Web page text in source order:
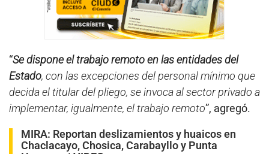
“Se dispone el trabajo remoto en las entidades del
Estado, con las excepciones del personal mínimo que
decida el titular del pliego, se invoca al sector privado a
implementar, igualmente, el trabajo remoto”, agregó.
MIRA: Reportan deslizamientos y huaicos en
Chaclacayo, Chosica, Carabayllo y Punta